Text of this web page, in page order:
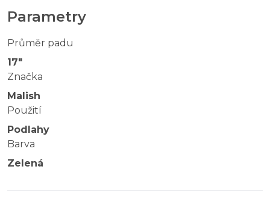
Parametry
Průměr padu
17"
Značka
Malish
Použití
Podlahy
Barva
Zelená